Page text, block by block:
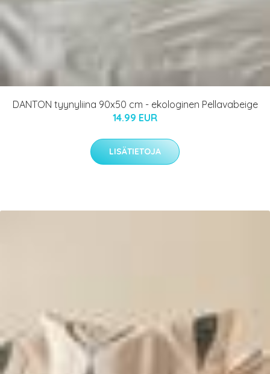
DANTON tyynyliina 90x50 cm - ekologinen Pellavabeige
14.99 EUR
LISÄTIETOJA